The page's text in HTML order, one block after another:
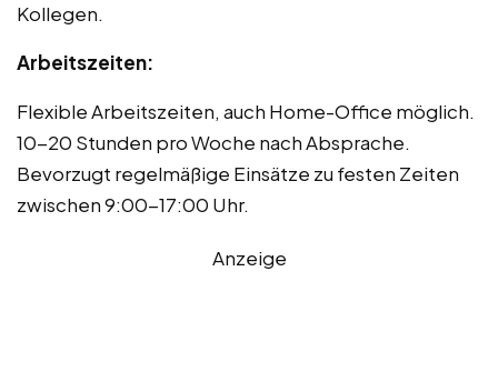
Kollegen.
Arbeitszeiten:
Flexible Arbeitszeiten, auch Home-Office möglich.
10-20 Stunden pro Woche nach Absprache.
Bevorzugt regelmäßige Einsätze zu festen Zeiten
zwischen 9:00-17:00 Uhr.
Anzeige